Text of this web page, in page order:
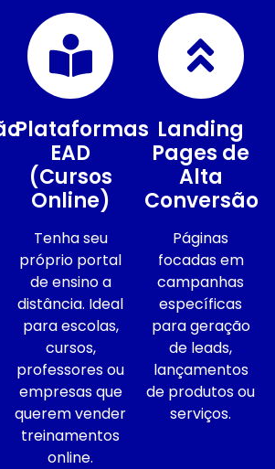
Plataformas
EAD
(Cursos
Online)
Tenha seu
próprio portal
de ensino a
distância. Ideal
para escolas,
cursos,
professores ou
empresas que
querem vender
treinamentos
online.
Landing
Pages de
Alta
Conversão
Páginas
focadas em
campanhas
específicas
para geração
de leads,
lançamentos
de produtos ou
serviços.